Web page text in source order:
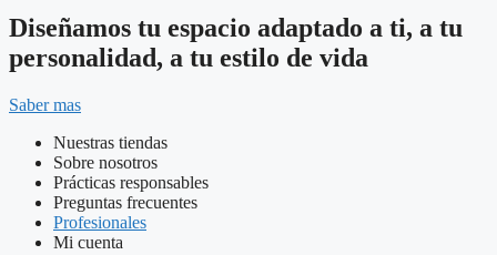
Diseñamos tu espacio adaptado a ti, a tu
personalidad, a tu estilo de vida
Saber mas
Nuestras tiendas
Sobre nosotros
Prácticas responsables
Preguntas frecuentes
Profesionales
Mi cuenta